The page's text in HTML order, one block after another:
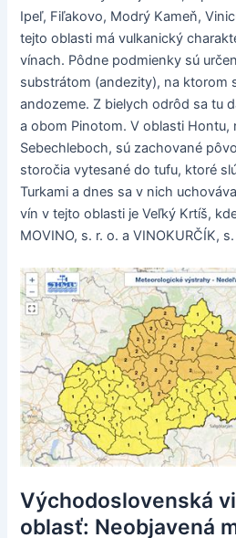
Ipeľ, Fiľakovo, Modrý Kameň,
tejto oblasti má vulkanický
vínach. Pôdne podmienky sú
substrátom (andezity), na ktorom
andozeme. Z bielych odrôd sa tu
a obom Pinotom. V oblasti Hontu,
Sebechleboch, sú zachované
storočia vytesané do tufu, ktoré
Turkami a dnes sa v nich
vín v tejto oblasti je Veľký Krtíš,
MOVINO, s. r. o. a VINOKURČÍK,
Východoslovenská
oblasť: Neobjavená